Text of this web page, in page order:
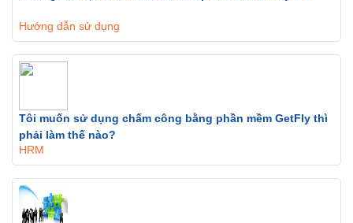
Hướng dẫn sử dụng
Tôi muốn sử dụng chấm công bằng phần mềm GetFly thì
phải làm thế nào?
HRM